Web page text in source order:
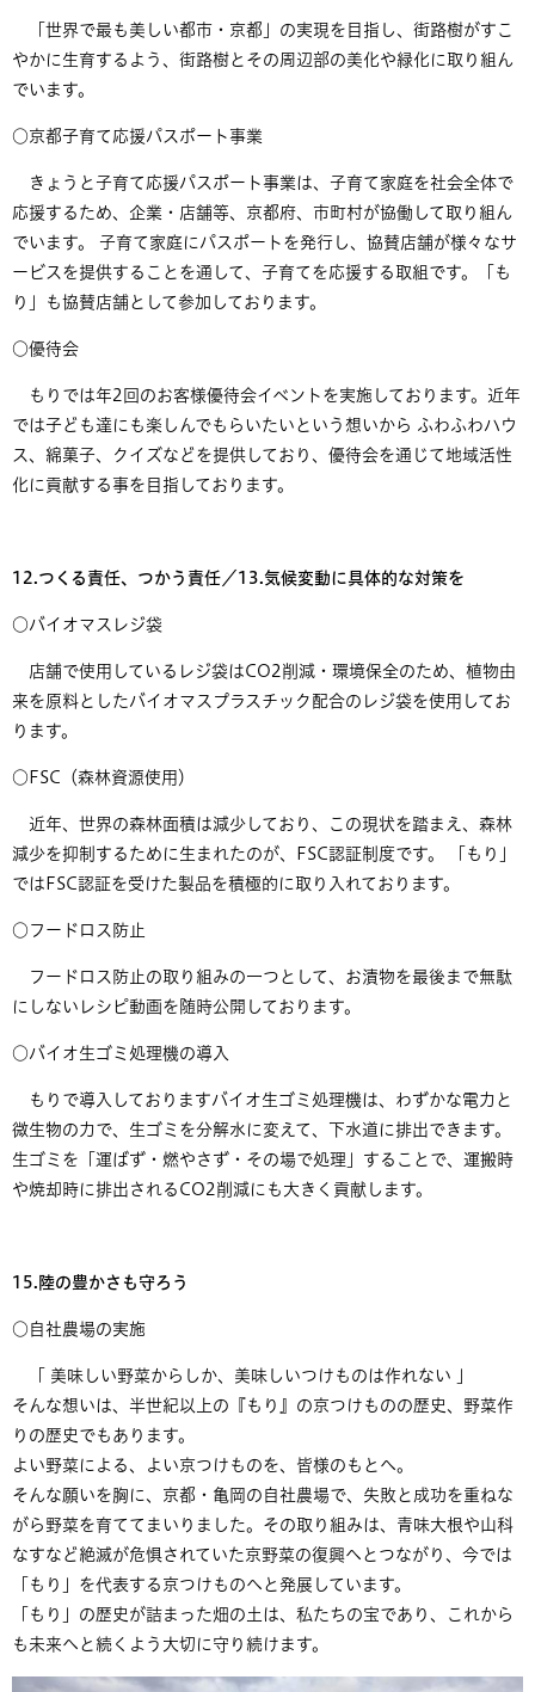
「世界で最も美しい都市・京都」の実現を目指し、街路樹がすこ
やかに生育するよう、街路樹とその周辺部の美化や緑化に取り組ん
でいます。
○京都子育て応援パスポート事業
きょうと子育て応援パスポート事業は、子育て家庭を社会全体で
応援するため、企業・店舗等、京都府、市町村が協働して取り組ん
でいます。 子育て家庭にパスポートを発行し、協賛店舗が様々なサ
ービスを提供することを通して、子育てを応援する取組です。「も
り」も協賛店舗として参加しております。
○優待会
もりでは年2回のお客様優待会イベントを実施しております。近年
では子ども達にも楽しんでもらいたいという想いから ふわふわハウ
ス、綿菓子、クイズなどを提供しており、優待会を通じて地域活性
化に貢献する事を目指しております。
12.つくる責任、つかう責任／13.気候変動に具体的な対策を
​○バイオマスレジ袋
店舗で使用しているレジ袋はCO2削減・環境保全のため、植物由
来を原料としたバイオマスプラスチック配合のレジ袋を使用してお
ります。
○FSC（森林資源使用）
近年、世界の森林面積は減少しており、この現状を踏まえ、森林
減少を抑制するために生まれたのが、FSC認証制度です。 「もり」
ではFSC認証を受けた製品を積極的に取り入れております。
○フードロス防止
フードロス防止の取り組みの一つとして、お漬物を最後まで無駄
にしないレシピ動画を随時公開しております。
○バイオ生ゴミ処理機の導入
もりで導入しておりますバイオ生ゴミ処理機は、わずかな電力と
微生物の力で、生ゴミを分解水に変えて、下水道に排出できます。
生ゴミを「運ばず・燃やさず・その場で処理」することで、運搬時
や焼却時に排出されるCO2削減にも大きく貢献します。
15.陸の豊かさも守ろう
​○自社農場の実施
「 美味しい野菜からしか、美味しいつけものは作れない 」
そんな想いは、半世紀以上の『もり』の京つけものの歴史、野菜作
りの歴史でもあります。
よい野菜による、よい京つけものを、皆様のもとへ。
そんな願いを胸に、京都・亀岡の自社農場で、失敗と成功を重ねな
がら野菜を育ててまいりました。その取り組みは、青味大根や山科
なすなど絶滅が危惧されていた京野菜の復興へとつながり、今では
「もり」を代表する京つけものへと発展しています。
「もり」の歴史が詰まった畑の土は、私たちの宝であり、これから
も未来へと続くよう大切に守り続けます。